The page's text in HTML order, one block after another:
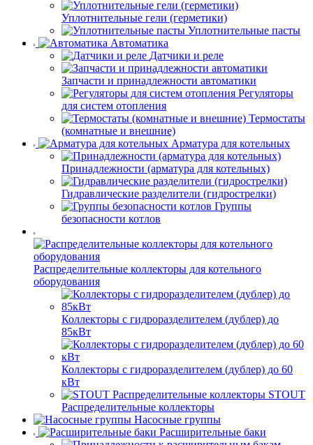
Уплотнительные гели (герметики)
Уплотнительные пасты
Автоматика
Датчики и реле
Запчасти и принадлежности автоматики
Регуляторы
для систем отопления
Термостаты
(комнатные и внешние)
Арматура для котельных
Принадлежности (арматура для котельных)
Гидравлические разделители (гидрострелки)
Группы
безопасности котлов
Распределительные коллекторы для котельного
оборудования
Коллекторы с гидроразделителем (дублер) до
85кВт
Коллекторы с гидроразделителем (дублер) до 60
кВт
STOUT
Распределительные коллекторы
Насосные группы
Расширительные баки